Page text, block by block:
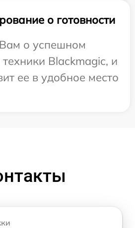
о готовности
о успешном
Blackmagic, и
ее в удобное место